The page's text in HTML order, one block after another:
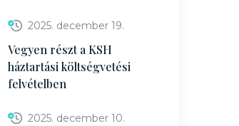
2025. december 19.
Vegyen részt a KSH
háztartási költségvetési
felvételben
2025. december 10.